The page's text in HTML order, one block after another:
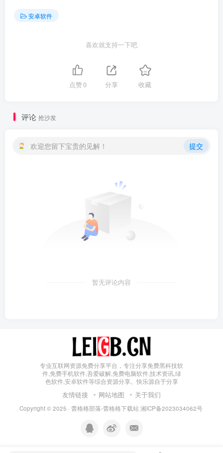
安卓软件
喜欢就支持一下吧
点赞0 分享 收藏
评论 抢沙发
欢迎您留下宝贵的见解！ 提交
暂无评论内容
专业互联网资源免费分享平台，专注分享免费黑科技软
件,免费手机软件,吾爱破解,免费电脑软件,技术资讯,绿
色软件,安卓软件等综合资源分享。快乐源自于分享
友情链接 网站地图 关于我们
Copyright © 2025 · 蕾格格部落-蕾格格下载站 湘ICP备2023034062号